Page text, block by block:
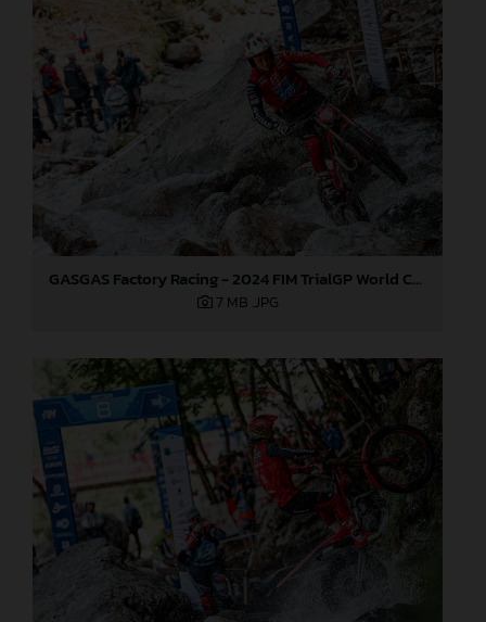
GASGAS Factory Racing - 2024 FIM TrialGP World Championship - Round 3, Italy
7 MB .JPG